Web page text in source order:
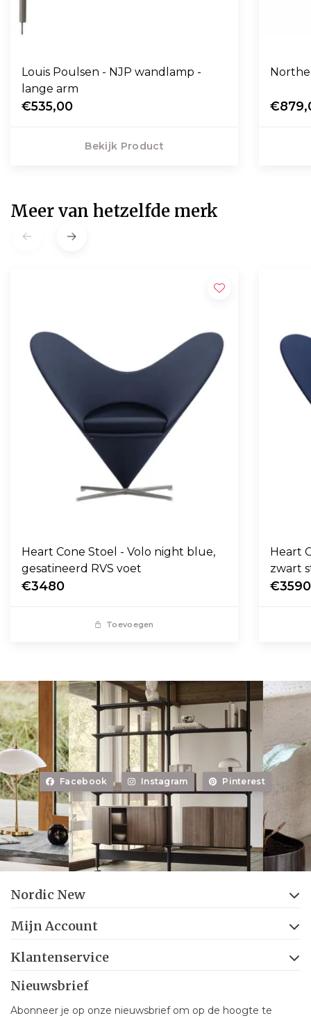
Louis Poulsen - NJP wandlamp -
lange arm
€535,00
Bekijk Product
Meer van hetzelfde merk
Heart Cone Stoel - Volo night blue,
gesatineerd RVS voet
€3480
Toevoegen
Heart
zwart
€3590
Facebook Instagram Pinterest
Nordic New
Mijn Account
Klantenservice
Nieuwsbrief
Abonneer je op onze nieuwsbrief om op de hoogte te